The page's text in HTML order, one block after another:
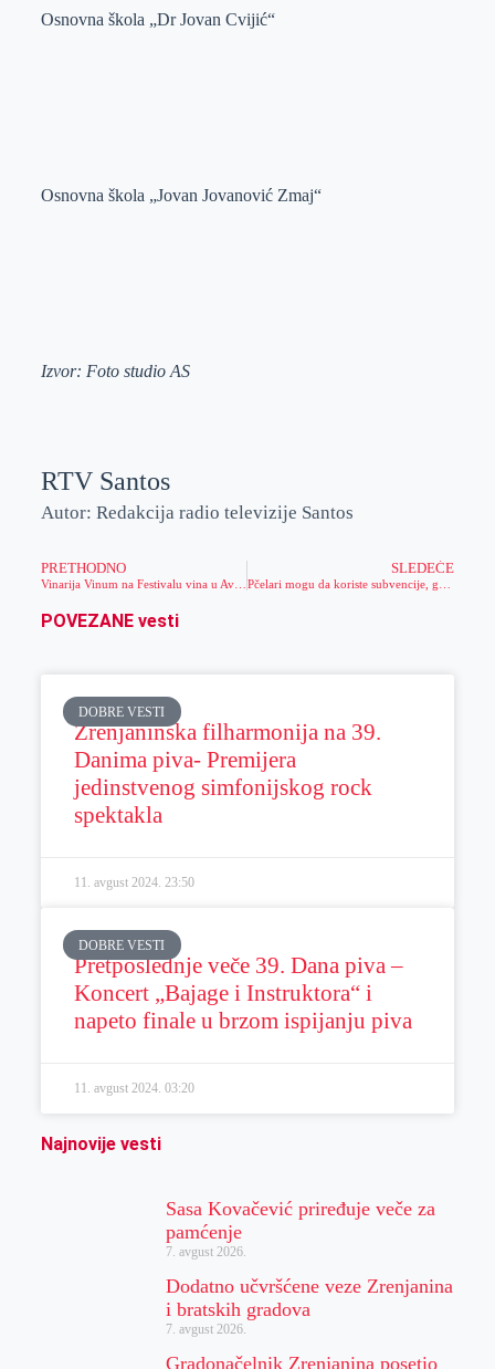
Osnovna škola „Dr Jovan Cvijić“
Osnovna škola „Jovan Jovanović Zmaj“
Izvor: Foto studio AS
RTV Santos
Autor: Redakcija radio televizije Santos
PRETHODNO
Vinarija Vinum na Festivalu vina u Aviv Parku
SLEDEĆE
POVEZANE vesti
DOBRE VESTI
Zrenjaninska filharmonija na 39.
Danima piva- Premijera
jedinstvenog simfonijskog rock
spektakla
11. avgust 2024. 23:50
DOBRE VESTI
Pretposlednje veče 39. Dana piva –
Koncert „Bajage i Instruktora“ i
napeto finale u brzom ispijanju piva
11. avgust 2024. 03:20
Najnovije vesti
Sasa Kovačević priređuje veče za
pamćenje
7. avgust 2026.
Dodatno učvršćene veze Zrenjanina
i bratskih gradova
7. avgust 2026.
Gradonačelnik Zrenjanina posetio